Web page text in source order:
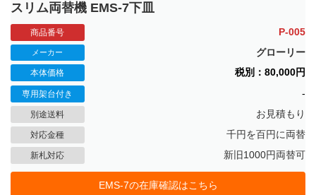
スリム両替機 EMS-7下皿
商品番号 P-005
メーカー グローリー
本体価格 税別：80,000円
専用架台付き -
別途送料 お見積もり
対応金種 千円を百円に両替
新札対応 新旧1000円両替可
EMS-7の在庫確認はこちら